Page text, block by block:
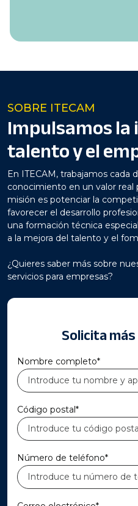
SOBRE ITECAM
Impulsamos la
talento y el
En ITECAM, trabajamos cada
conocimiento en un valor real
misión es potenciar la
favorecer el desarrollo
una formación técnica
a la mejora del talento y el
¿Quieres saber más sobre
servicios para empresas?
Solicita
Nombre completo*
Código postal*
Número de teléfono*